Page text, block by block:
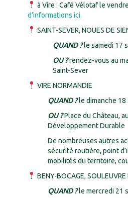
à Vire : Café Vélotaf le
d’informations ici.
SAINT-SEVER, NOUES DE
QUAND ?le samedi 17
OU ?rendez-vous au
Saint-Sever
VIRE NORMANDIE
QUAND ?le dimanche 18
OU ?Place du Château,
Développement Durable
De nombreuses autres
sécurité routière, point
mobilités du territoire,
BENY-BOCAGE, SOULEUVRE
QUAND ?le mercredi 21